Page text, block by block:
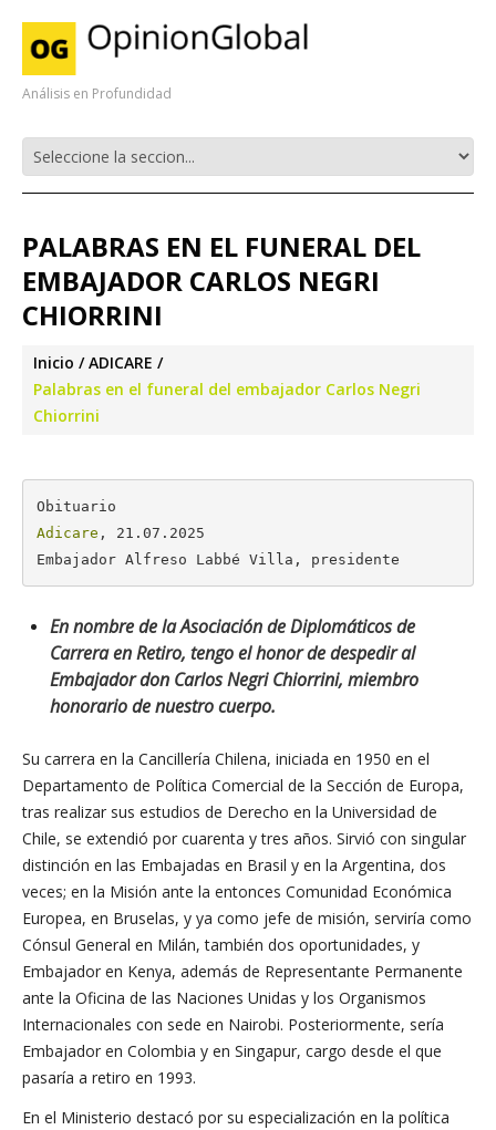
Análisis en Profundidad
PALABRAS EN EL FUNERAL DEL
EMBAJADOR CARLOS NEGRI
CHIORRINI
Inicio
ADICARE
Palabras en el funeral del embajador Carlos Negri
Chiorrini
Adicare , 21.07.2025
Embajador Alfreso Labbé Villa, presidente
En nombre de la Asociación de Diplomáticos de
Carrera en Retiro, tengo el honor de despedir al
Embajador don Carlos Negri Chiorrini, miembro
honorario de nuestro cuerpo.
Su carrera en la Cancillería Chilena, iniciada en 1950 en el
Departamento de Política Comercial de la Sección de Europa,
tras realizar sus estudios de Derecho en la Universidad de
Chile, se extendió por cuarenta y tres años. Sirvió con singular
distinción en las Embajadas en Brasil y en la Argentina, dos
veces; en la Misión ante la entonces Comunidad Económica
Europea, en Bruselas, y ya como jefe de misión, serviría como
Cónsul General en Milán, también dos oportunidades, y
Embajador en Kenya, además de Representante Permanente
ante la Oficina de las Naciones Unidas y los Organismos
Internacionales con sede en Nairobi. Posteriormente, sería
Embajador en Colombia y en Singapur, cargo desde el que
pasaría a retiro en 1993.
En el Ministerio destacó por su especialización en la política